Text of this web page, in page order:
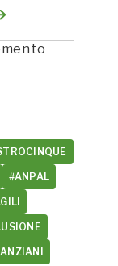
#ANPAL